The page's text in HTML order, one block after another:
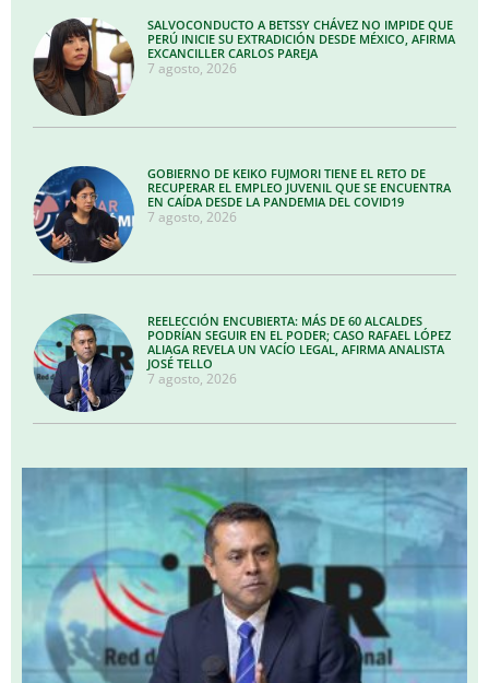
SALVOCONDUCTO A BETSSY CHÁVEZ NO IMPIDE QUE
PERÚ INICIE SU EXTRADICIÓN DESDE MÉXICO, AFIRMA
EXCANCILLER CARLOS PAREJA
7 agosto, 2026
GOBIERNO DE KEIKO FUJMORI TIENE EL RETO DE
RECUPERAR EL EMPLEO JUVENIL QUE SE ENCUENTRA
EN CAÍDA DESDE LA PANDEMIA DEL COVID19
7 agosto, 2026
REELECCIÓN ENCUBIERTA: MÁS DE 60 ALCALDES
PODRÍAN SEGUIR EN EL PODER; CASO RAFAEL LÓPEZ
ALIAGA REVELA UN VACÍO LEGAL, AFIRMA ANALISTA
JOSÉ TELLO
7 agosto, 2026